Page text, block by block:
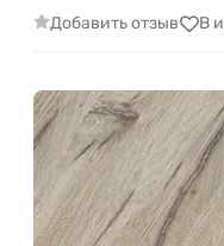
Добавить отзыв В